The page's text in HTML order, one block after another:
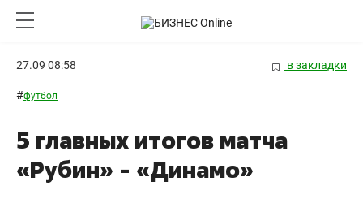
27.09 08:58 в закладки
#футбол
5 главных итогов матча
«Рубин» - «Динамо»